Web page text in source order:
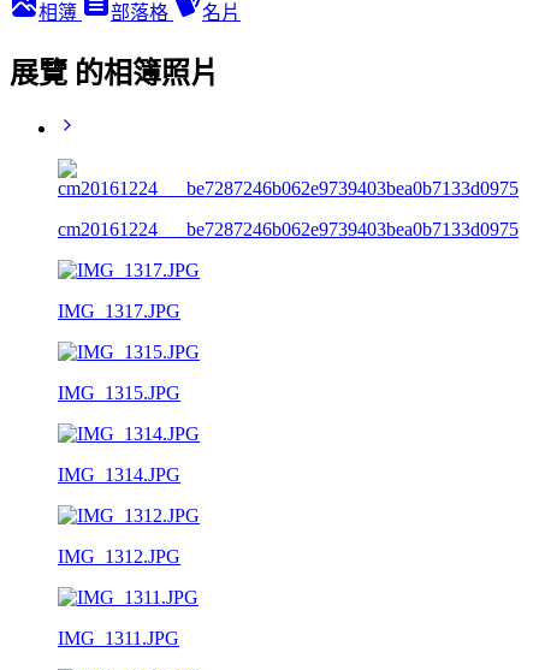
相簿 部落格 名片
展覽 的相簿照片
cm20161224___be7287246b062e9739403bea0b7133d0975
IMG_1317.JPG
IMG_1315.JPG
IMG_1314.JPG
IMG_1312.JPG
IMG_1311.JPG